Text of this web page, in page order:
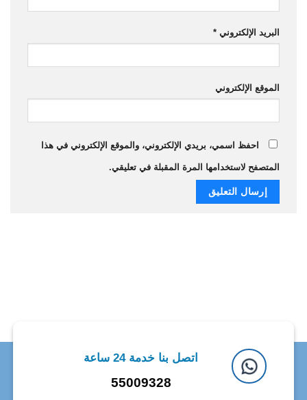
البريد الإلكتروني *
الموقع الإلكتروني
احفظ اسمي، بريدي الإلكتروني، والموقع الإلكتروني في هذا
المتصفح لاستخدامها المرة المقبلة في تعليقي.
اتصل بنا خدمة 24 ساعة
55009328